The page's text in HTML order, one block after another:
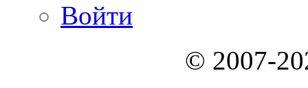
Войти
© 2007-